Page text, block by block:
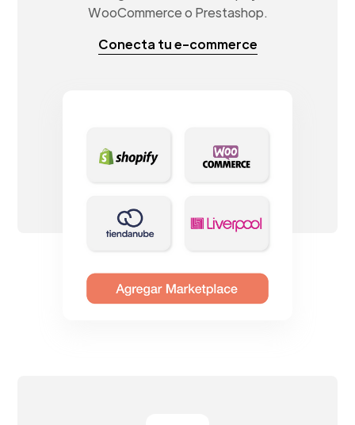
WooCommerce o Prestashop.
Conecta tu e-commerce